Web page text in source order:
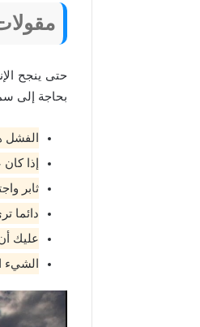
حتى ينجح
بحاجة إلى
الفشل
إذا
ثابر
دائما
عليك
الشيء